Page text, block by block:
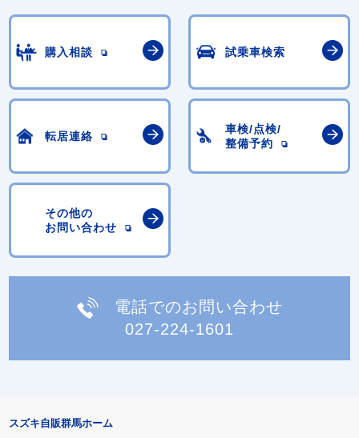
購入相談 試乗車検索
転居連絡
車検/点検/
整備予約
その他の
お問い合わせ
電話でのお問い合わせ
027-224-1601
スズキ自販群馬ホーム